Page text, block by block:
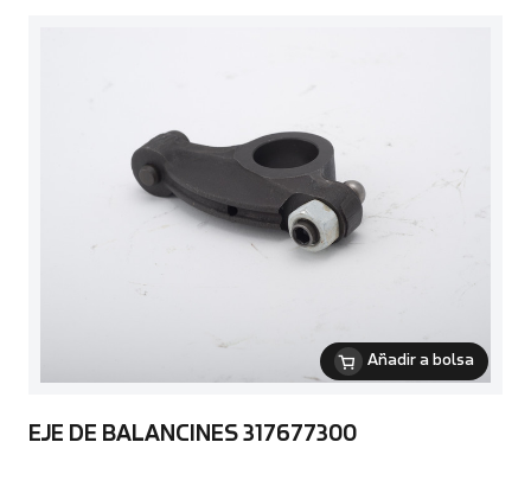
Añadir a bolsa
EJE DE BALANCINES 317677300